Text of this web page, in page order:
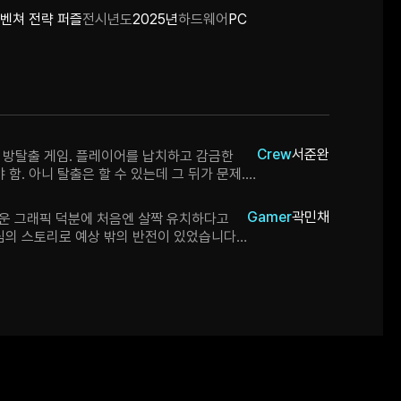
쳐 전략 퍼즐전시년도2025년하드웨어 PC
탈출 게임. 플레이어를 납치하고 감금한
함. 아니 탈출은 할 수 있는데 그 뒤가 문제.
보들을 이용해서 방에서 "앞으로도 안전할
은 무료. 언젠가 Steam도 등록할거라고 함.
Crew서준완
그래픽 덕분에 처음엔 살짝 유치하다고
스토리로 예상 밖의 반전이 있었습니다.
Gamer곽민채